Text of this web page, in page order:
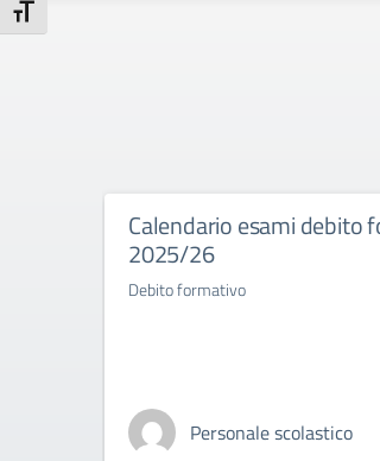
Attiva/disattiva dimensione testo
Calendario esami debito
2025/26
Debito formativo
Personale scolastico